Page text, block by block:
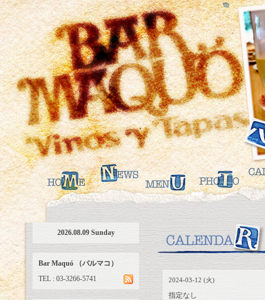
2024-03-12 (火)
指定なし
2026.08.09 Sunday
Bar Maquó （バルマコ）
TEL : 03-3266-5741